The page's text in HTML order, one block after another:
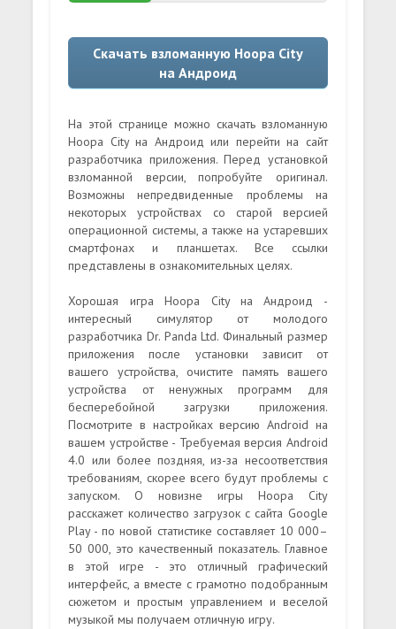
Скачать взломанную Hoopa City
на Андроид
На этой странице можно скачать взломанную
Hoopa City на Андроид или перейти на сайт
разработчика приложения. Перед установкой
взломанной версии, попробуйте оригинал.
Возможны непредвиденные проблемы на
некоторых устройствах со старой версией
операционной системы, а также на устаревших
смартфонах и планшетах. Все ссылки
представлены в ознакомительных целях.
Хорошая игра Hoopa City на Андроид -
интересный симулятор от молодого
разработчика Dr. Panda Ltd. Финальный размер
приложения после установки зависит от
вашего устройства, очистите память вашего
устройства от ненужных программ для
бесперебойной загрузки приложения.
Посмотрите в настройках версию Android на
вашем устройстве - Требуемая версия Android
4.0 или более поздняя, из-за несоответствия
требованиям, скорее всего будут проблемы с
запуском. О новизне игры Hoopa City
расскажет количество загрузок с сайта Google
Play - по новой статистике составляет 10 000–
50 000, это качественный показатель. Главное
в этой игре - это отличный графический
интерфейс, а вместе с грамотно подобранным
сюжетом и простым управлением и веселой
музыкой мы получаем отличную игру.